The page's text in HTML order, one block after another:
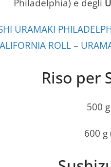
Philadelphia) e degli
URAMAKI
ROLL –
Riso per
500
600